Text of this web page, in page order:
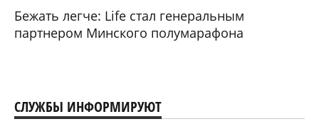
Бежать легче: Life стал генеральным
партнером Минского полумарафона
СЛУЖБЫ ИНФОРМИРУЮТ